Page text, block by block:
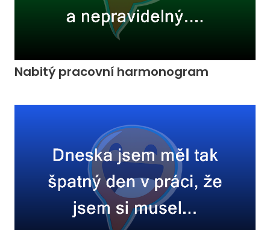
Nabitý pracovní harmonogram